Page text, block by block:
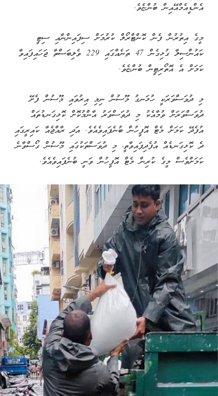
އެންޑީއެމްއޭއިން ބުންޏެވެ.
މީގެ އިތުރުން ފެން ކޮންޓްރޯލް ކުރުމަށް ސިފައިންނާއި ސިޓީ
ކައުންސިލާ ގުޅިގެން 47 ތަނެއްގައި 229 ވެލިބަސްތާ ޖަހައިފައިވާ
ކަމަށް އެ އޮތޯރިޓީން ބުންޏެވެ.
މި ދުވަސްވަރަކީ ހުޅަނގު މޫސުން ނިމި އިރުވައި މޫސުން ފެށޭ
ދުވަސްވަރަށް ވުމާއެކު މި ދުވަސްވަރު އާންމުކޮށް ކޮޅިގަނޑުތައް
އުފެދޭ ކަމަށް މެޓް އޮފީހުން ބުނެފައިވެއެވެ. އަދި ރާއްޖެއާ ކައިރީގައި
ދެ ކޮޅިގަނޑެއް އުފެދިފައިވާތީ، މި ދުވަސްތަކުގައި މޫސުން ގޯސްވާނެ
ކަމަށްވެސް މީގެ ކުރިން މެޓް އޮފީހުން ވަނީ ބުނެފައިވެއެވެ.